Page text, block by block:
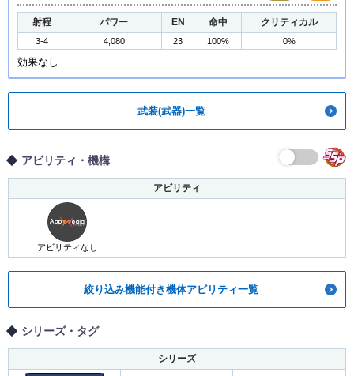
射程 パワー EN 命中 クリティカル
3-4 4,080 23 100% 0%
効果なし
武装(武器)一覧
アビリティ・機構
アビリティ
アビリティなし
絞り込み機能付き機体アビリティ一覧
シリーズ・タグ
シリーズ